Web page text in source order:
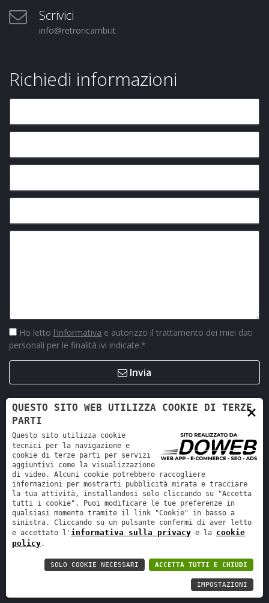
Scrivici
info@retroricambi.it
Richiedi informazioni
Ho letto l'informativa e autorizzo il trattamento dei miei dati
personali per le finalità ivi indicate.*
Invia
Retro Ricambi srl - REA VR-423294 - Cap. sociale interamente
versato 12.000 €
Informativa sulla privacy -Cookie policy
×
QUESTO SITO WEB UTILIZZA COOKIE DI TERZE
PARTI
Questo sito utilizza cookie
tecnici per la navigazione e
cookie di terze parti per servizi
aggiuntivi come la visualizzazione
di video. Alcuni cookie potrebbero raccogliere
informazioni per mostrarti pubblicità mirata e tracciare
la tua attività, installandosi solo cliccando su "Accetta
tutti i cookie". Puoi modificare le tue preferenze in
qualsiasi momento tramite il link "Cookie" in basso a
sinistra. Cliccando su un pulsante confermi di aver letto
e accettato l' informativa sulla privacy e la cookie
policy.
ACCETTA TUTTI E CHIUDI
SOLO COOKIE NECESSARI
IMPOSTAZIONI